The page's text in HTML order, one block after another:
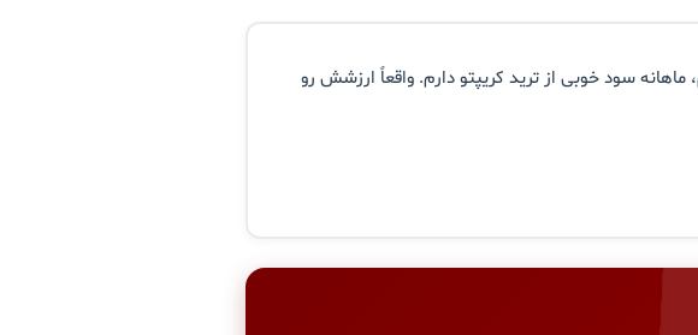
سود خوبی از ترید کریپتو دارم. واقعاً ارزشش رو